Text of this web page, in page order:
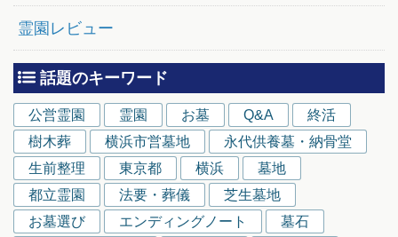
霊園レビュー
話題のキーワード
公営霊園 霊園 お墓 Q&A
終活
樹木葬
横浜市営墓地
永代供養墓・納骨堂
生前整理
東京都 横浜
墓地
都立霊園
法要・葬儀
芝生墓地
お墓選び
エンディングノート
墓石